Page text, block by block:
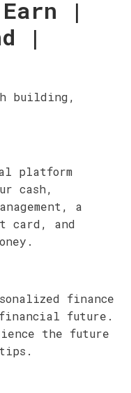
|
|
building,
platform
cash,
a
card, and
finance
future.
the future